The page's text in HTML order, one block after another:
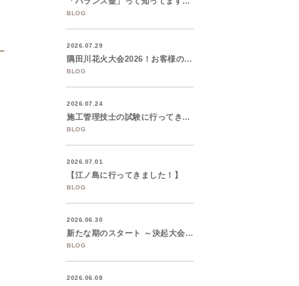
BLOG
2026.07.29
隅田川花火大会2026！お客様のご招待で...
BLOG
2026.07.24
施工管理技士の試験に行ってきました。
BLOG
2026.07.01
【江ノ島に行ってきました！】
BLOG
2026.06.30
新たな期のスタート ～決起大会を開催しま...
BLOG
2026.06.08